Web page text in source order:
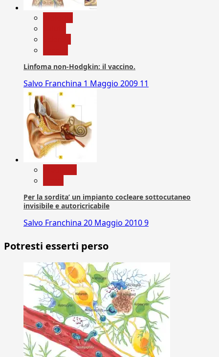
Linfoma non-Hodgkin: il vaccino.
Salvo Franchina 1 Maggio 2009 11
Per la sordita’ un impianto cocleare sottocutaneo
invisibile e autoricricabile
Salvo Franchina 20 Maggio 20109
Potresti esserti perso